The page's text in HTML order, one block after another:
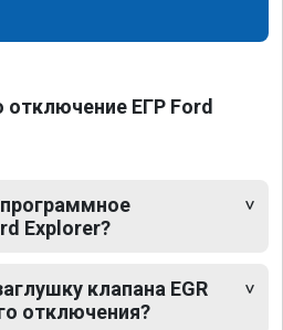
ЕГР Ford
Explorer?
клапана EGR
отключения?